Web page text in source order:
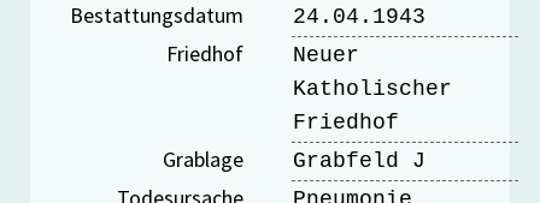
Bestattungsdatum 24.04.1943
Friedhof
Neuer
Katholischer
Friedhof
Grablage Grabfeld J